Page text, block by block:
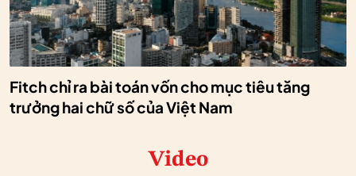
Fitch chỉ ra bài toán vốn cho mục tiêu tăng
trưởng hai chữ số của Việt Nam
Video